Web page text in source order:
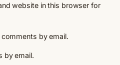
website in this browser for
by email.
by email.